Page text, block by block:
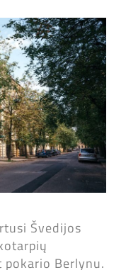
Švedijos
Berlynu.